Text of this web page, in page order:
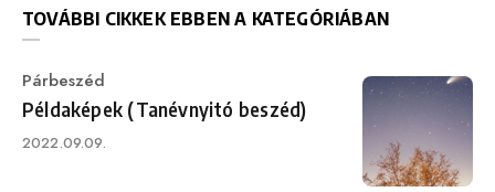
TOVÁBBI CIKKEK EBBEN A KATEGÓRIÁBAN
Category
Párbeszéd
Példaképek (Tanévnyitó beszéd)
Published
2022.09.09.